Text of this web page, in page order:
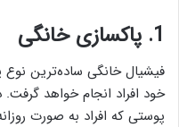
1. پاکسازی خانگی
فیشیال خانگی ساده‌ترین
خود افراد انجام خواهد
پوستی که افراد به صورت